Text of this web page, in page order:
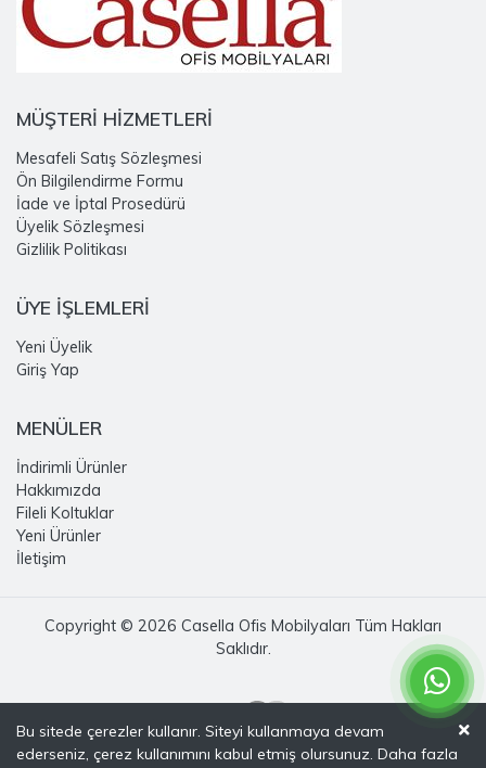
MÜŞTERİ HİZMETLERİ
Mesafeli Satış Sözleşmesi
Ön Bilgilendirme Formu
İade ve İptal Prosedürü
Üyelik Sözleşmesi
Gizlilik Politikası
ÜYE İŞLEMLERİ
Yeni Üyelik
Giriş Yap
MENÜLER
İndirimli Ürünler
Hakkımızda
Fileli Koltuklar
Yeni Ürünler
İletişim
Copyright © 2026 Casella Ofis Mobilyaları Tüm Hakları
Saklıdır.
Bu sitede çerezler kullanır. Siteyi kullanmaya devam
ederseniz, çerez kullanımını kabul etmiş olursunuz. Daha fazla